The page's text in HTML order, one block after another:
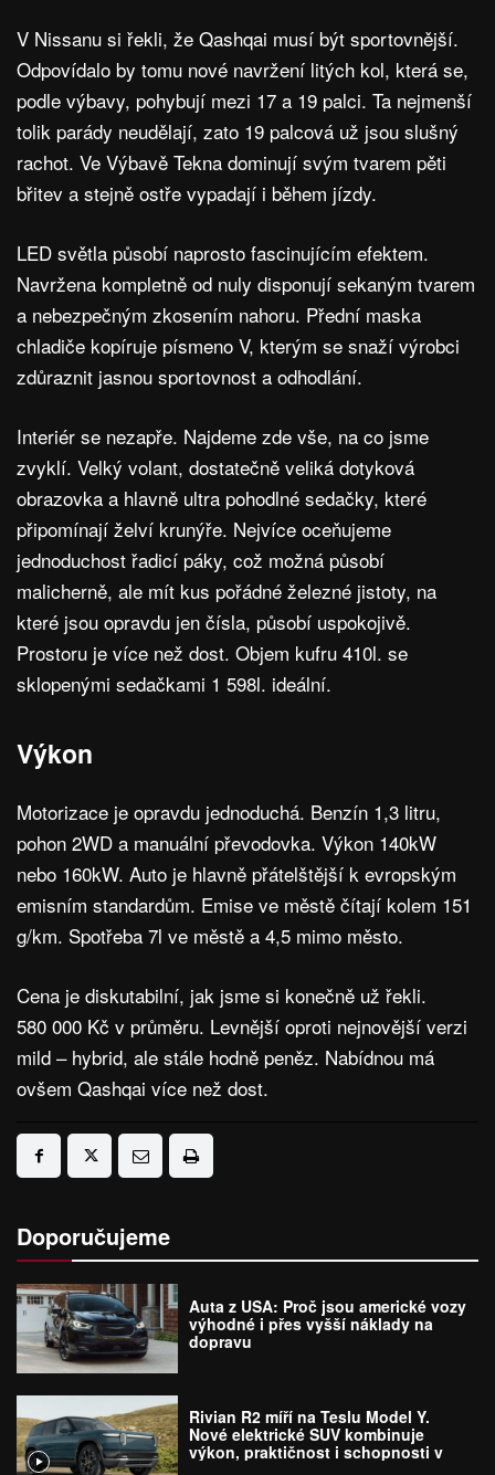
V Nissanu si řekli, že Qashqai musí být sportovnější.
Odpovídalo by tomu nové navržení litých kol, která se,
podle výbavy, pohybují mezi 17 a 19 palci. Ta nejmenší
tolik parády neudělají, zato 19 palcová už jsou slušný
rachot. Ve Výbavě Tekna dominují svým tvarem pěti
břitev a stejně ostře vypadají i během jízdy.
LED světla působí naprosto fascinujícím efektem.
Navržena kompletně od nuly disponují sekaným tvarem
a nebezpečným zkosením nahoru. Přední maska
chladiče kopíruje písmeno V, kterým se snaží výrobci
zdůraznit jasnou sportovnost a odhodlání.
Interiér se nezapře. Najdeme zde vše, na co jsme
zvyklí. Velký volant, dostatečně veliká dotyková
obrazovka a hlavně ultra pohodlné sedačky, které
připomínají želví krunýře. Nejvíce oceňujeme
jednoduchost řadicí páky, což možná působí
malicherně, ale mít kus pořádné železné jistoty, na
které jsou opravdu jen čísla, působí uspokojivě.
Prostoru je více než dost. Objem kufru 410l. se
sklopenými sedačkami 1 598l. ideální.
Výkon
Motorizace je opravdu jednoduchá. Benzín 1,3 litru,
pohon 2WD a manuální převodovka. Výkon 140kW
nebo 160kW. Auto je hlavně přátelštější k evropským
emisním standardům. Emise ve městě čítají kolem 151
g/km. Spotřeba 7l ve městě a 4,5 mimo město.
Cena je diskutabilní, jak jsme si konečně už řekli.
580 000 Kč v průměru. Levnější oproti nejnovější verzi
mild – hybrid, ale stále hodně peněz. Nabídnou má
ovšem Qashqai více než dost.
Doporučujeme
Auta z USA: Proč jsou americké vozy
výhodné i přes vyšší náklady na
dopravu
Rivian R2 míří na Teslu Model Y.
Nové elektrické SUV kombinuje
výkon, praktičnost i schopnosti v